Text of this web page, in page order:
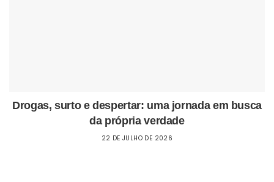
Drogas, surto e despertar: uma jornada em busca
da própria verdade
22 DE JULHO DE 2026